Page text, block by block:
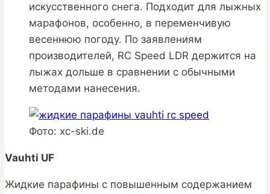
искусственного снега. Подходит для лыжных
марафонов, особенно, в переменчивую
весеннюю погоду. По заявлениям
производителей, RC Speed LDR держится на
лыжах дольше в сравнении с обычными
методами нанесения.
Фото: xc-ski.de
Vauhti UF
Жидкие парафины с повышенным содержанием